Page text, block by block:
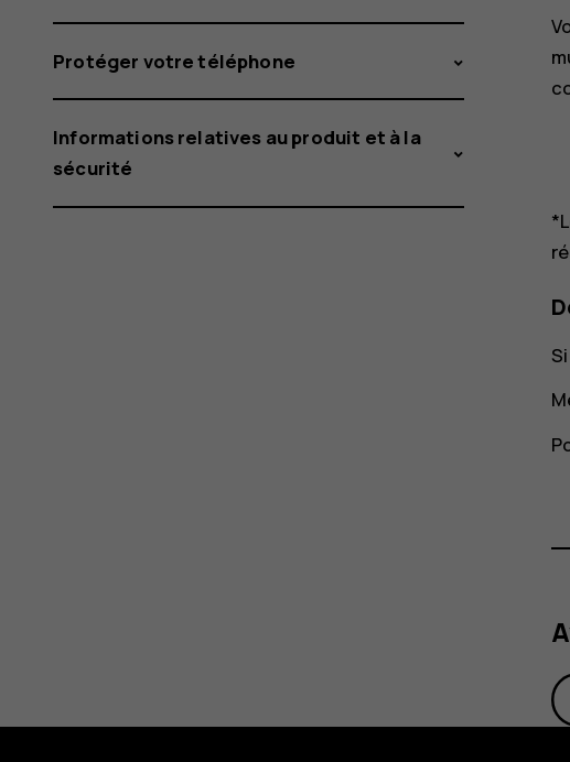
Protéger votre téléphone
Informations relatives au produit et à la
sécurité